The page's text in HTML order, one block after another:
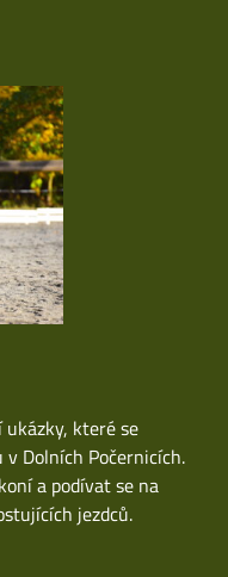
ukázky, které se
Dolních Počernicích.
a podívat se na
jezdců.